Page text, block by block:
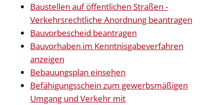
Baustellen auf öffentlichen Straßen -
Verkehrsrechtliche Anordnung beantragen
Bauvorbescheid beantragen
Bauvorhaben im Kenntnisgabeverfahren
anzeigen
Bebauungsplan einsehen
Befähigungsschein zum gewerbsmäßigen
Umgang und Verkehr mit